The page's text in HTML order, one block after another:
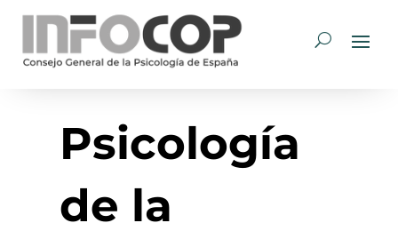
Psicología
de la